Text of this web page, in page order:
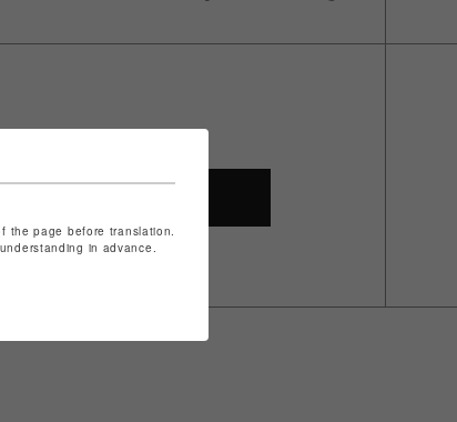
the page before translation.
in advance.